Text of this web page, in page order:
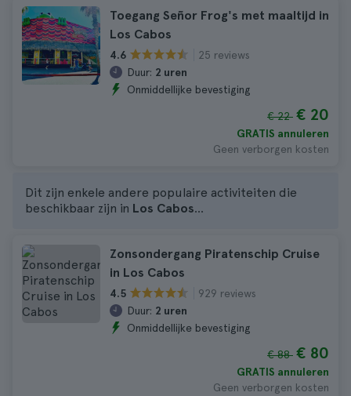
Toegang Señor Frog's met maaltijd in
Los Cabos
4.6
25 reviews
Duur: 2 uren
Onmiddellijke bevestiging
€ 22 € 20
GRATIS annuleren
Geen verborgen kosten
Dit zijn enkele andere populaire activiteiten die
beschikbaar zijn in Los Cabos...
Zonsondergang Piratenschip Cruise
in Los Cabos
4.5
929 reviews
Duur: 2 uren
Onmiddellijke bevestiging
€ 88 € 80
GRATIS annuleren
Geen verborgen kosten